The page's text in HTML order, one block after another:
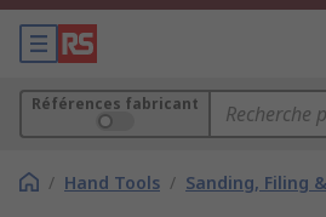
Références fabricant
/ Hand Tools / Sanding, Filing